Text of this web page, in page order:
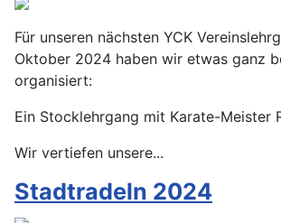
Für unseren nächsten YCK
Oktober 2024 haben wir etwas ganz
organisiert:
Ein Stocklehrgang mit Karate-Meister
Wir vertiefen unsere...
Stadtradeln 2024